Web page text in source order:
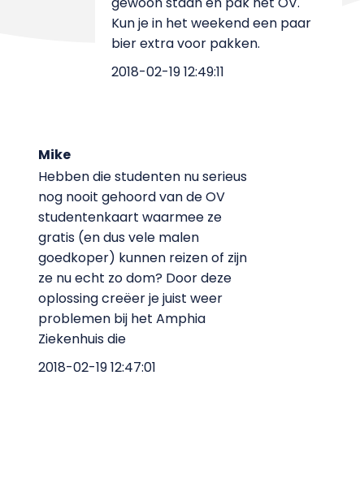
Kun je in het weekend een paar
bier extra voor pakken.
2018-02-19 12:49:11
Mike
Hebben die studenten nu serieus
nog nooit gehoord van de OV
studentenkaart waarmee ze
gratis (en dus vele malen
goedkoper) kunnen reizen of zijn
ze nu echt zo dom? Door deze
oplossing creëer je juist weer
problemen bij het Amphia
Ziekenhuis die
2018-02-19 12:47:01